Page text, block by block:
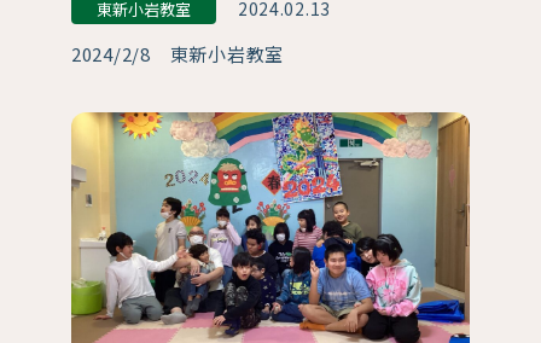
東新小岩教室 2024.02.13
2024/2/8 東新小岩教室